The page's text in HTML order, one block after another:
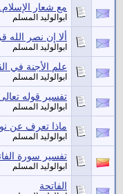
مع شعار
ابوالوليد المسلم
ألا إن نصر الله
ابوالوليد المسلم
علم الأجنة في
ابوالوليد المسلم
تفسير قوله
ابوالوليد المسلم
ماذا تعرف عن
ابوالوليد المسلم
تفسير سورة
ابوالوليد المسلم
الفاتحة